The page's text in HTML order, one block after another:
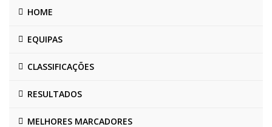
HOME
EQUIPAS
CLASSIFICAÇÕES
RESULTADOS
MELHORES MARCADORES